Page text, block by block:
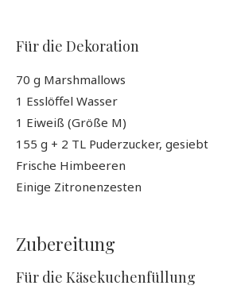
Für die Dekoration
70 g Marshmallows
1 Esslöffel Wasser
1 Eiweiß (Größe M)
155 g + 2 TL Puderzucker, gesiebt
Frische Himbeeren
Einige Zitronenzesten
Zubereitung
Für die Käsekuchenfüllung